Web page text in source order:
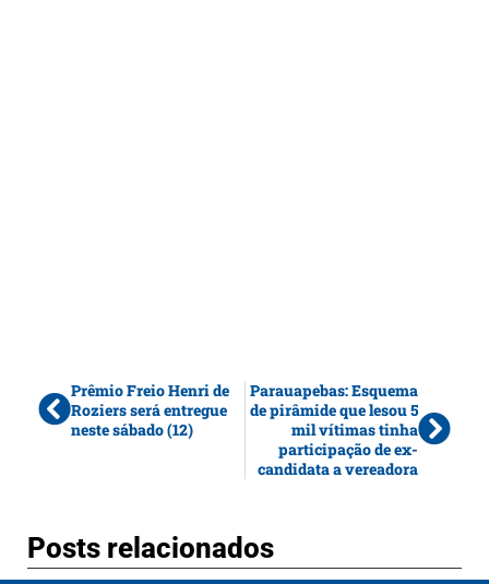
Prêmio Freio Henri de
Roziers será entregue
neste sábado (12)
Parauapebas: Esquema
de pirâmide que lesou 5
mil vítimas tinha
participação de ex-
candidata a vereadora
Posts relacionados